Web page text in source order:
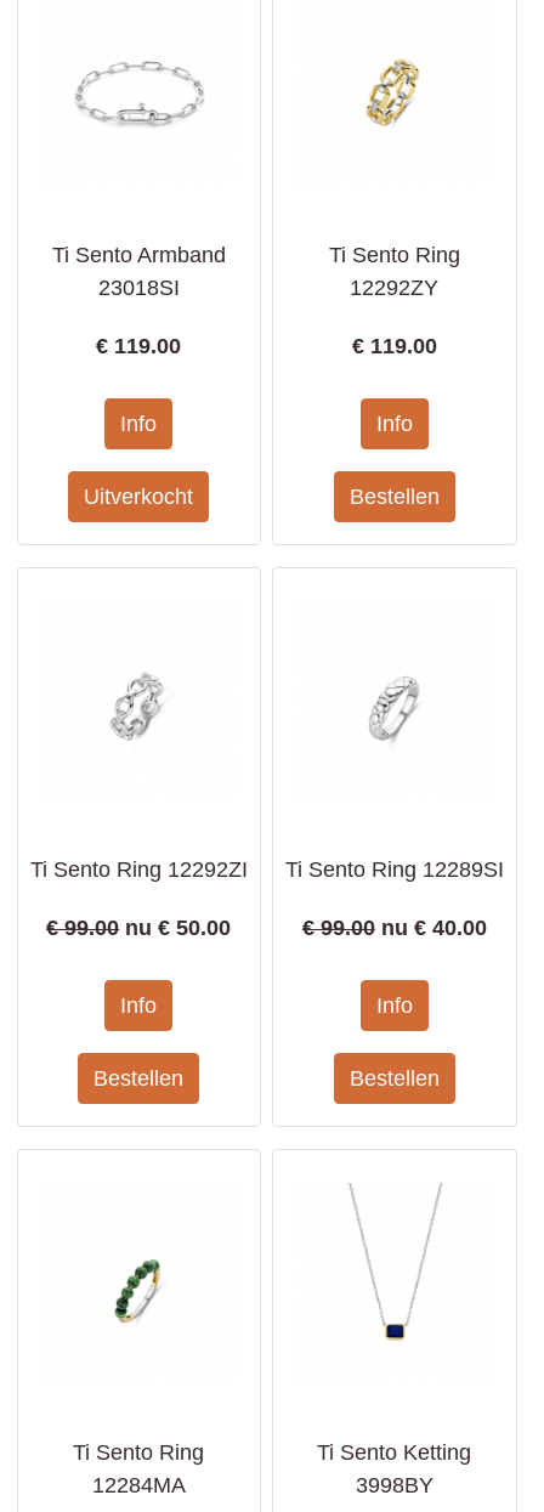
Ti Sento Armband
23018SI
€ 119.00
Ti Sento Ring
12292ZY
€ 119.00
Ti Sento Ring 12292ZI
€ 99.00nu €50.00
Ti Sento Ring 12289SI
€ 99.00nu € 40.00
Ti Sento Ring
12284MA
Ti Sento Ketting
3998BY